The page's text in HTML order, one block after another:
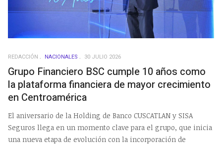
REDACCIÓN NACIONALES 30 JULIO 2026
Grupo Financiero BSC cumple 10 años como
la plataforma financiera de mayor crecimiento
en Centroamérica
El aniversario de la Holding de Banco CUSCATLAN y SISA
Seguros llega en un momento clave para el grupo, que inicia
una nueva etapa de evolución con la incorporación de